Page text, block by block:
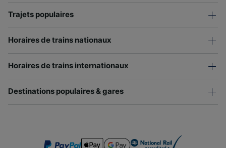
Trajets populaires
Horaires de trains nationaux
Horaires de trains internationaux
Destinations populaires & gares